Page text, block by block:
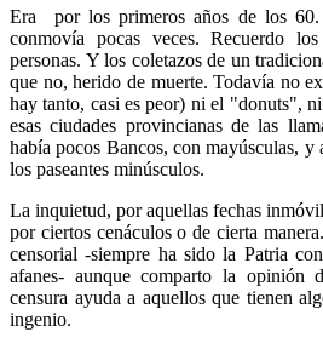
Era por los primeros años de los
conmovía pocas veces. Recuerdo
personas. Y los coletazos de un
que no, herido de muerte. Todavía no
hay tanto, casi es peor) ni el "donuts",
esas ciudades provincianas de las
había pocos Bancos, con mayúsculas, y
los paseantes minúsculos.
La inquietud, por aquellas fechas
por ciertos cenáculos o de cierta
censorial -siempre ha sido la Patria
afanes- aunque comparto la
censura ayuda a aquellos que tienen
ingenio.